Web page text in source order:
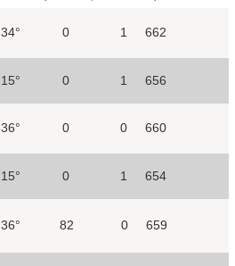
34° 0 1 662
15° 0 1 656
36° 0 0 660
15° 0 1 654
36° 82 0 659